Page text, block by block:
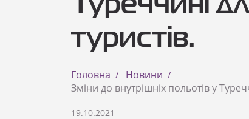
Туреччині
туристів.
Головна
Новини
Зміни до внутрішніх польотів у
19.10.2021